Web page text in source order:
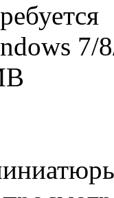
7/